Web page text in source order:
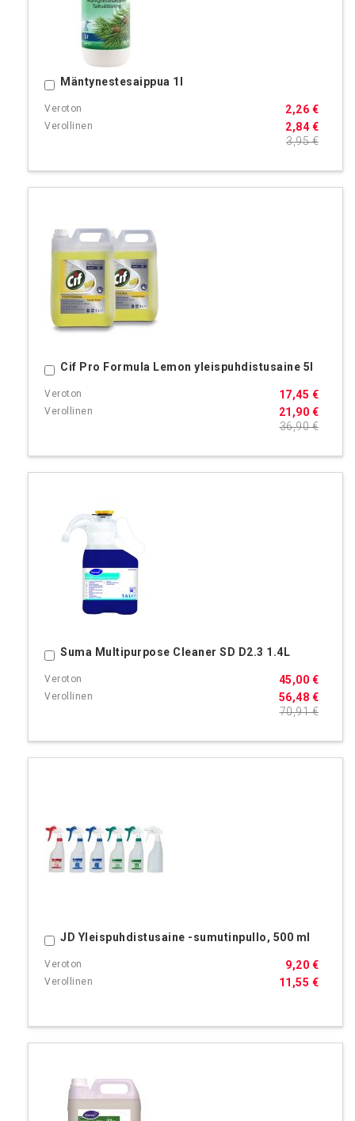
Mäntynestesaippua 1l
2,84 €
2,26 €
3,95 €
Ostoskoriin
Cif Pro Formula Lemon yleispuhdistusaine 5l
21,90 €
17,45 €
36,90 €
Ostoskoriin
Suma Multipurpose Cleaner SD D2.3 1.4L
56,48 €
45,00 €
70,91 €
Ostoskoriin
JD Yleispuhdistusaine -sumutinpullo, 500 ml
11,55 €
9,20 €
Ostoskoriin